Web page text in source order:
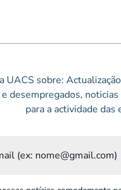
UACS sobre:
desempregados,
para a actividade